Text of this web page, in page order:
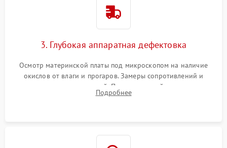
3. Глубокая аппаратная дефектовка
Осмотр материнской платы под микроскопом на наличие
окислов от влаги и прогаров. Замеры сопротивлений и
дежурных напряжений. Проверка цепей питания,
мультиконтроллера, процессора и видеочипа.
Подробнее